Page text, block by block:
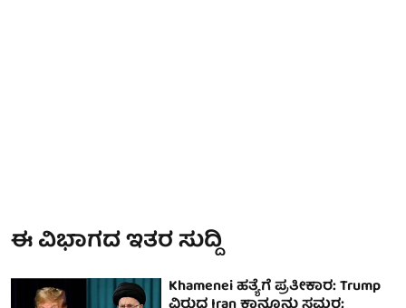
ಈ ವಿಭಾಗದ ಇತರ ಸುದ್ದಿ
Khamenei ಹತ್ಯೆಗೆ ಪ್ರತೀಕಾರ: Trump